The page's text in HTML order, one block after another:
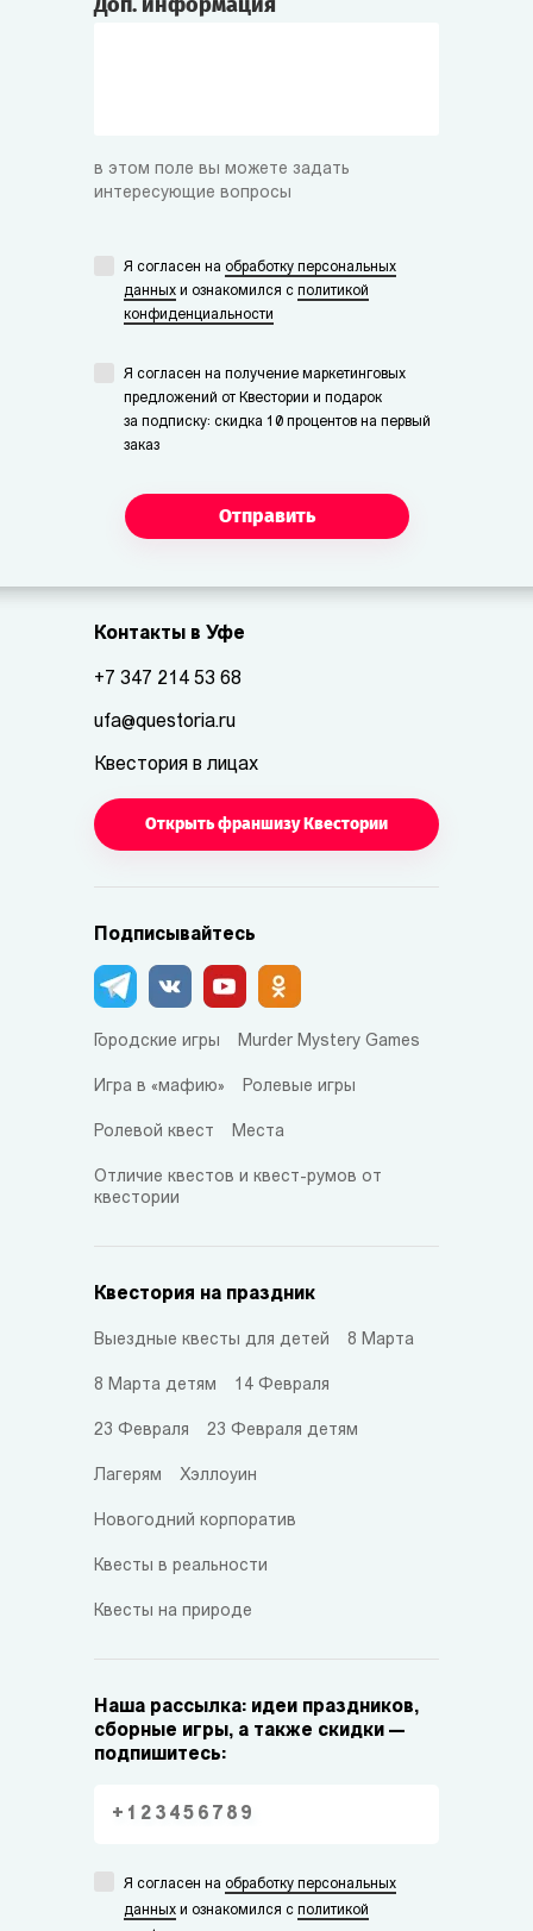
в этом поле вы можете задать
интересующие вопросы
Я согласен на обработку персональных
данных и ознакомился с политикой
конфиденциальности
Я согласен на получение маркетинговых
предложений от Квестории и подарок
за подписку: скидка 10 процентов на первый
заказ
Отправить
Контакты в Уфе
+7 347 214 53 68
ufa@questoria.ru
Квестория в лицах
Открыть франшизу Квестории
Подписывайтесь
Городские игры Murder Mystery Games
Игра в «мафию» Ролевые игры
Ролевой квест Места
Отличие квестов и квест-румов от
квестории
Квестория на праздник
Выездные квесты для детей 8 Марта
8 Марта детям 14 Февраля
23 Февраля 23 Февраля детям
Лагерям Хэллоуин
Новогодний корпоратив
Квесты в реальности
Квесты на природе
Наша рассылка: идеи праздников,
сборные игры, а также скидки —
подпишитесь:
Я согласен на обработку персональных
данных и ознакомился с политикой